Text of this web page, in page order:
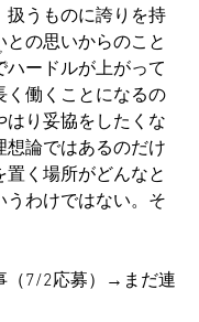
扱うものに誇りを持
との思いからのこと
ードルが上がって
く働くことになるの
はり妥協をしたくな
想論ではあるのだけ
置く場所がどんなと
うわけではない。そ
（7/2応募）→まだ連